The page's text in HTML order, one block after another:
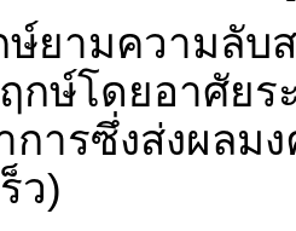
ษ์ยามความลับ
ษ์โดยอาศัยร
การซึ่งส่งผลม
ว)